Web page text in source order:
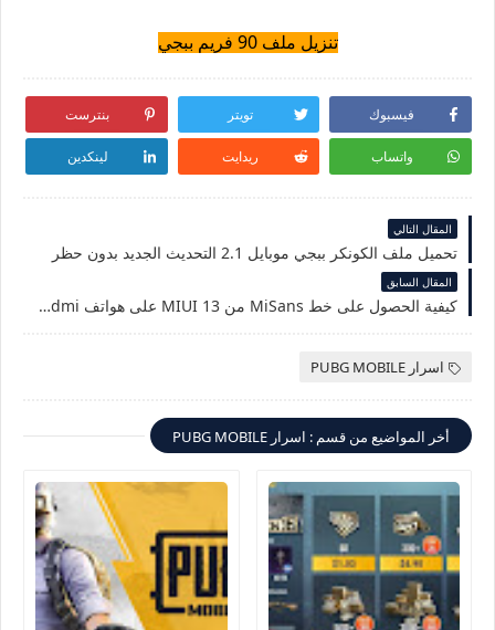
تنزيل ملف 90 فريم ببجي
فيسبوك تويتر بنترست
واتساب ريدايت لينكدين
المقال التالي
تحميل ملف الكونكر ببجي موبايل 2.1 التحديث الجديد بدون حظر
المقال السابق
كيفية الحصول على خط MiSans من MIUI 13 على هواتف Redmi و Poco
اسرار PUBG MOBILE
أخر المواضيع من قسم : اسرار PUBG MOBILE